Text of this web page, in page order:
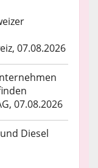
07.08.2026
07.08.2026
Diesel